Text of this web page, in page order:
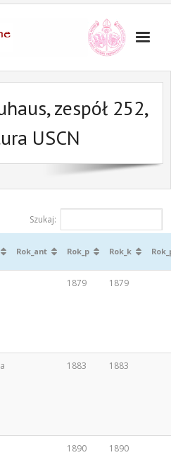
zespół 252,
USCN
Szukaj:
Rok_ant Rok_p Rok_k
1879 1879
1883 1883
1890 1890